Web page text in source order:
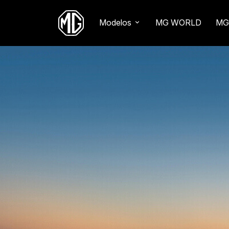
Modelos MG WORLD